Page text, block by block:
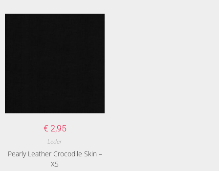
€ 2,95
Leder
Pearly Leather Crocodile Skin –
X5